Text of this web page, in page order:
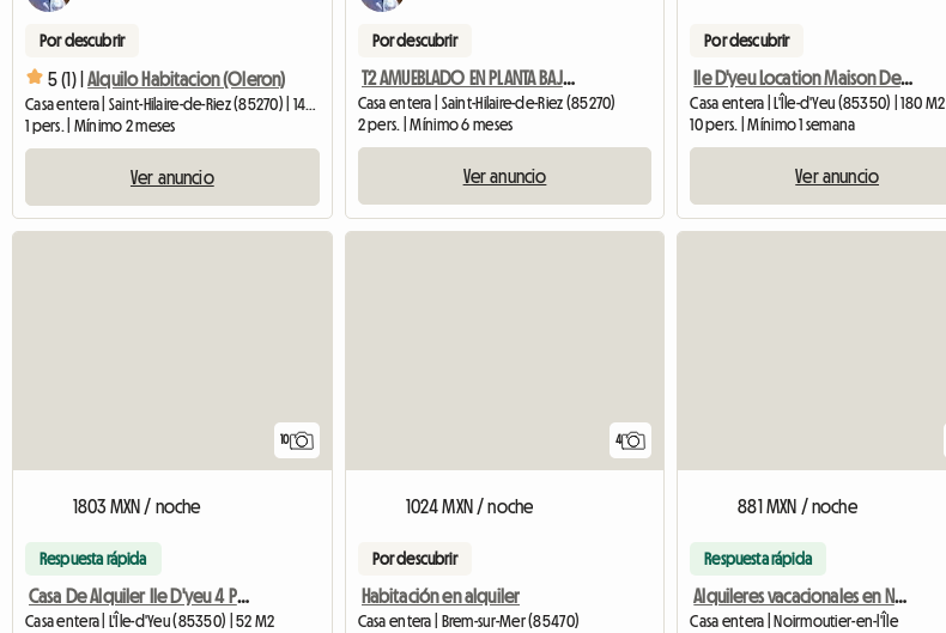
Por descubrir
5 (1) | Alquilo Habitacion (Oleron)
Casa entera | Saint-Hilaire-de-Riez (85270) | 14 M2
1 pers. | Mínimo 2 meses
Ver anuncio
Por descubrir
T2 AMUEBLADO EN PLANTA BAJA 2 PERSONAS
Casa entera | Saint-Hilaire-de-Riez (85270)
2 pers. | Mínimo 6 meses
Ver anuncio
Por descubrir
Ile D'yeu Location Maison De Vacances
Casa entera | L'Île-d'Yeu (85350) | 180 M2
10 pers. | Mínimo 1 semana
Ver anuncio
10
1803 MXN / noche
Respuesta rápida
Casa De Alquiler Ile D'yeu 4 Personas
Casa entera | L'Île-d'Yeu (85350) | 52 M2
4
1024 MXN / noche
Por descubrir
Habitación en alquiler
Casa entera | Brem-sur-Mer (85470)
881 MXN / noche
Respuesta rápida
Alquileres vacacionales en Noirmoutier-en-l'Île
Casa entera | Noirmoutier-en-l'Île